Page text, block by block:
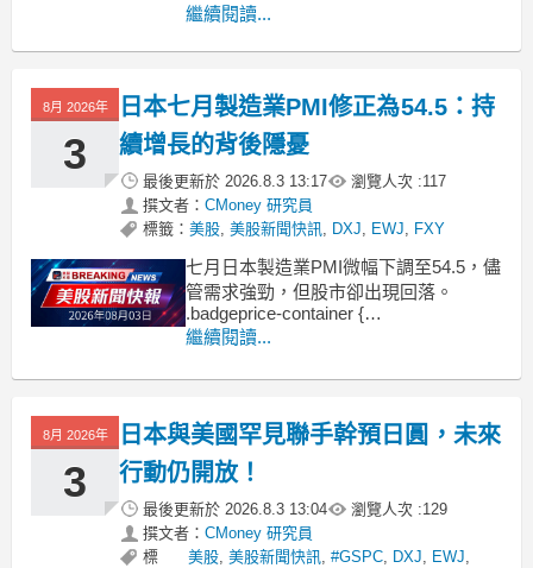
走高。 .badgeprice-container {
gap: 1rem !important;
繼續閱讀...
8月 2026年
3
日本七月製造業PMI修正為54.5：持
續增長的背後隱憂
最後更新於 2026.8.3 13:17 瀏覽人次 :117
撰文者： CMoney 研究員
標籤： 美股, 美股新聞快訊, DXJ, EWJ, FXY
七月日本製造業PMI微幅下調至54.5，儘
管需求強勁，但股市卻出現回落。
.badgeprice-container {
display: flex !important;
繼續閱讀...
8月 2026年
3
日本與美國罕見聯手幹預日圓，未來
行動仍開放！
最後更新於 2026.8.3 13:04 瀏覽人次 :129
撰文者： CMoney 研究員
標
美股,美股新聞快訊,#GSPC, DXJ, EWJ,